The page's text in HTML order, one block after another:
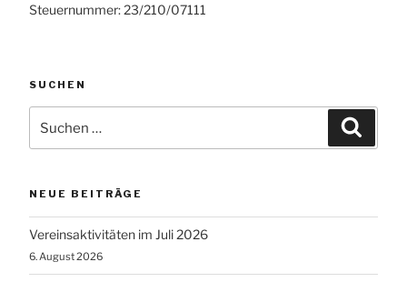
Steuernummer: 23/210/07111
SUCHEN
nach:
NEUE BEITRÄGE
Vereinsaktivitäten im Juli 2026
6. August 2026